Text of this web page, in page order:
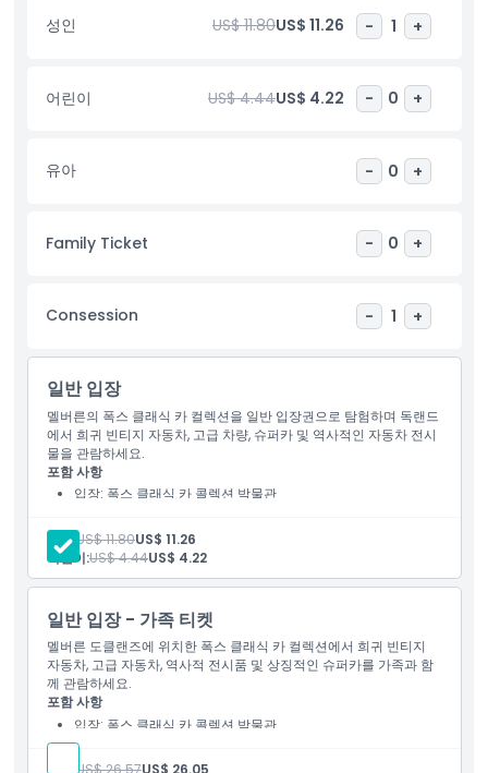
니라 자동차 문화, 장인정신, 유산을 기념하는 공간입니다. 관광객,
수집가, 그리고 진정으로 잊지 못할 멜버른 경험을 원하는 모든 이들
아동 성인 정책
포함되지 않는 사항
적합하지 않은 대상
운영 시간
알아야 할 사항
위치
가는 방법
교환 방법
취소 정책
성인 US$ 11.80US$ 11.26 - 1 +
어린이 US$ 4.44US$ 4.22 - 0 +
유아 - 0 +
Family Ticket - 0 +
Consession - 1 +
일반 입장
멜버른의 폭스 클래식 카 컬렉션을 일반 입장권으로 탐험하며 독랜드
에서 희귀 빈티지 자동차, 고급 차량, 슈퍼카 및 역사적인 자동차 전시
물을 관람하세요.
포함 사항
입장: 폭스 클래식 카 콜렉션 박물관
성인: US$ 11.80US$ 11.26
어린이:US$ 4.44US$ 4.22
일반 입장 - 가족 티켓
멜버른 도클랜즈에 위치한 폭스 클래식 카 컬렉션에서 희귀 빈티지
자동차, 고급 자동차, 역사적 전시품 및 상징적인 슈퍼카를 가족과 함
께 관람하세요.
포함 사항
입장: 폭스 클래식 카 콜렉션 박물관
명소 내부 가이드 투어
성인: US$ 26.57US$ 26.05